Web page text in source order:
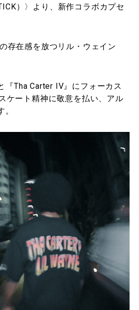
）〉より、新作コラボカプセ
存在感を放つリル・ウェイン
『Tha Carter IV』にフォーカス
ケート精神に敬意を払い、アル